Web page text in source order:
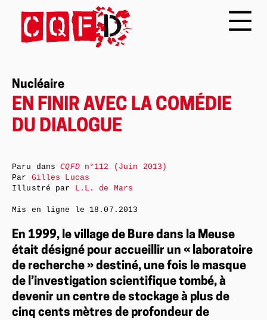
Nucléaire
EN FINIR AVEC LA COMÉDIE
DU DIALOGUE
En 1999, le village de Bure dans la Meuse
était désigné pour accueillir un « laboratoire
de recherche » destiné, une fois le masque
de l’investigation scientifique tombé, à
devenir un centre de stockage à plus de
cinq cents mètres de profondeur de
Paru dansCQFDn°112 (Juin 2013)
Par Gilles Lucas
Illustré par L.L. de Mars
Mis en ligne le 18.07.2013